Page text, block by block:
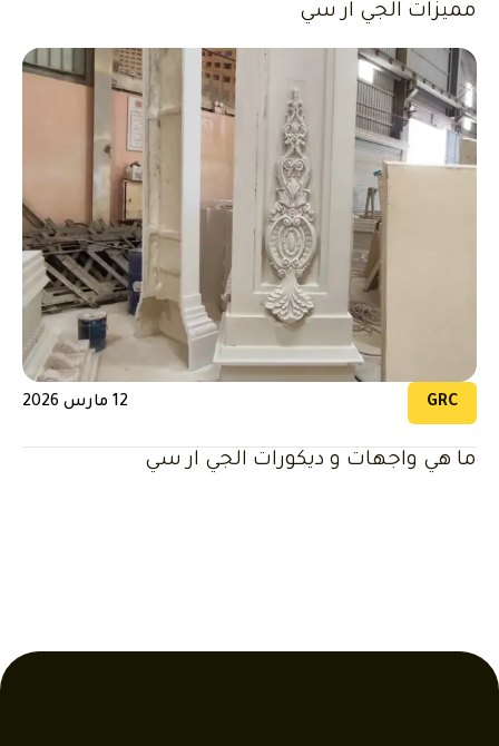
مميزات الجي ار سي
GRC 12 مارس 2026
ما هي واجهات و ديكورات الجي ار سي